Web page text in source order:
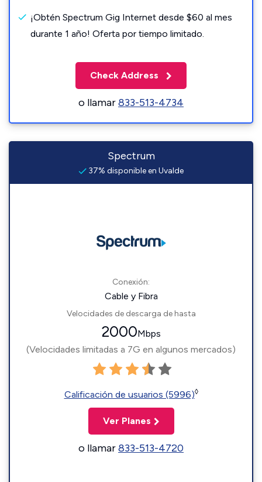
¡Obtén Spectrum Gig Internet desde $60 al mes
durante 1 año! Oferta por tiempo limitado.
Check Address
o llamar833-513-4734
Spectrum
37% disponible en Uvalde
Conexión:
Cable y Fibra
Velocidades de descarga de hasta
2000Mbps
(Velocidades limitadas a 7G en algunos mercados)
Calificación de usuarios (5996)◊
Ver Planes
o llamar833-513-4720